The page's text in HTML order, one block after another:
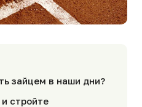
зайцем в наши дни?
стройте